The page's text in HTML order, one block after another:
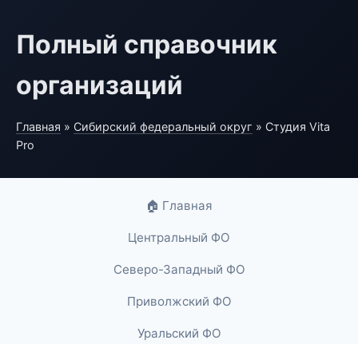
Полный справочник
организаций
Главная » Сибирский федеральный округ » Студия Vita
Pro
🏠 Главная
Центральный ФО
Северо-Западный ФО
Приволжский ФО
Уральский ФО